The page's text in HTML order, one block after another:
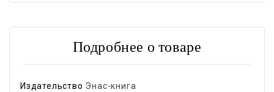
Подробнее о товаре
Издательство Энас-книга